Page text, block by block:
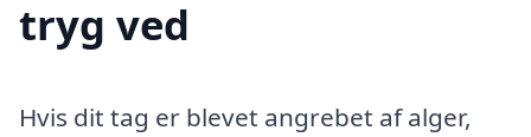
tryg ved
Hvis dit tag er blevet angrebet af alger,